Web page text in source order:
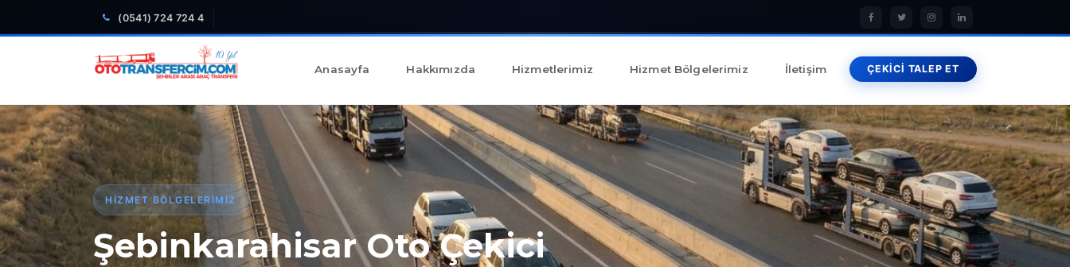
(0541) 724 724 4
Anasayfa Hakkımızda Hizmetlerimiz Hizmet Bölgelerimiz İletişim ÇEKİCİ TALEP ET
HIZMET BÖLGELERIMIZ
Şebinkarahisar Oto Çekici